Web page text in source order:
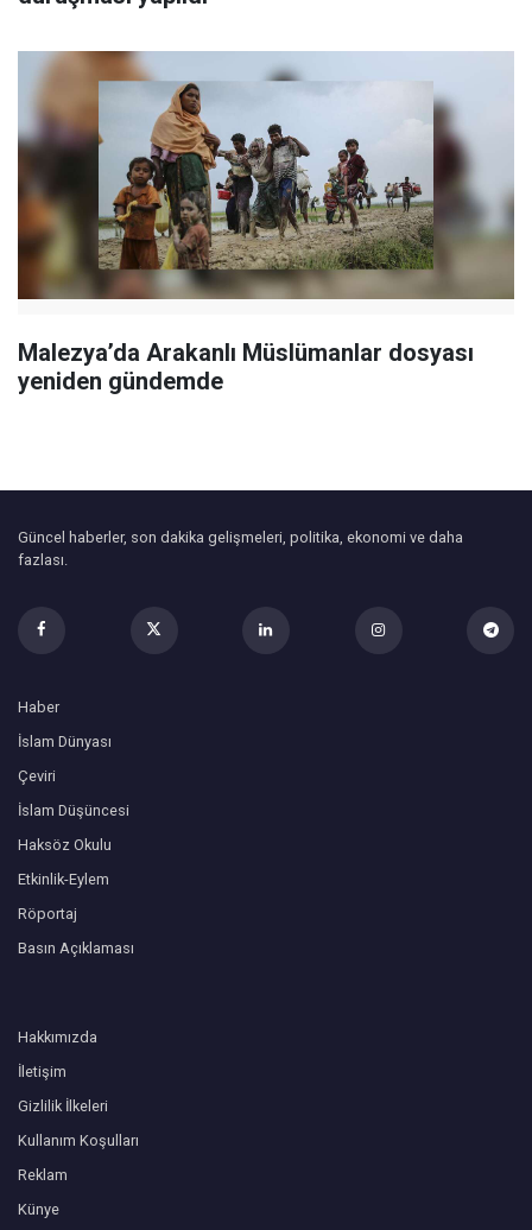
Malezya’da Arakanlı Müslümanlar dosyası
yeniden gündemde
Güncel haberler, son dakika gelişmeleri, politika, ekonomi ve daha
fazlası.
Haber
İslam Dünyası
Çeviri
İslam Düşüncesi
Haksöz Okulu
Etkinlik-Eylem
Röportaj
Basın Açıklaması
Hakkımızda
İletişim
Gizlilik İlkeleri
Kullanım Koşulları
Reklam
Künye